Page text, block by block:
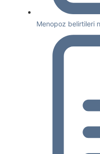
Menopoz belirtileri